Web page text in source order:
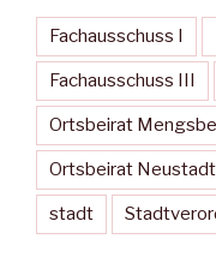
Fachausschuss I
Fachausschuss III
Ortsbeirat
Ortsbeirat Neustadt
stadt